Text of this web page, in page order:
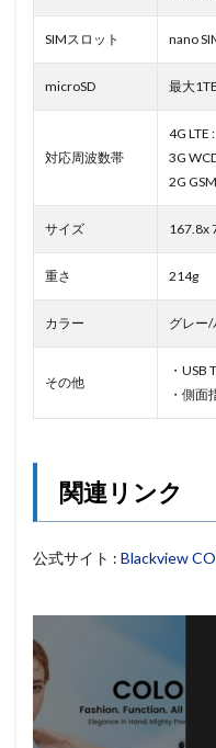
SIMスロット nano
microSD 最大
対応周波数帯
4G
3G
2G
サイズ 167.8x
重さ 214g
カラー グレー
その他
・USB
・側面
関連リンク
公式サイト : Blackview